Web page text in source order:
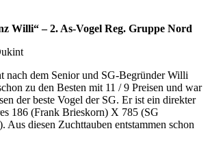
Willi“ – 2. As-Vogel Reg. Gruppe Nord
nach dem Senior und SG-Begründer Willi
zu den Besten mit 11 / 9 Preisen und war
der beste Vogel der SG. Er ist ein direkter
186 (Frank Brieskorn) X 785 (SG
diesen Zuchttauben entstammen schon